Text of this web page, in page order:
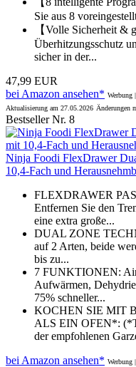
Sie aus 8
【Volle Sicherheit &
Überhitzungsschutz
sicher in der...
47,99 EUR
bei Amazon ansehen* Werbung
Aktualisierung am 27.05.2026 Änderungen
Bestseller Nr. 8
Ninja Foodi FlexDrawer
10,4-Fach und
FLEXDRAWER
Entfernen Sie den
eine extra große...
DUAL ZONE
auf 2 Arten, beide
bis zu...
7 FUNKTIONEN:
Aufwärmen,
75% schneller...
KOCHEN SIE MIT
ALS EIN OFEN*:
der empfohlenen
bei Amazon ansehen* Werbung